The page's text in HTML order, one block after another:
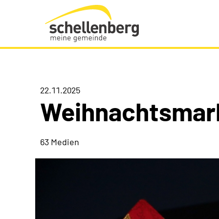
Gemeinde Schellenberg Startseite
22.11.2025
63 Medien